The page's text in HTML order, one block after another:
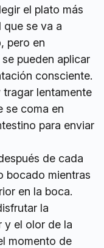
el plato más
que se va a
pero en
pueden aplicar
consciente.
tragar lentamente
se coma en
para enviar
de cada
bocado mientras
en la boca.
la
y el olor de la
momento de